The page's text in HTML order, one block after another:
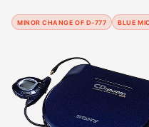
MINOR CHANGE OF D-777 BLUE